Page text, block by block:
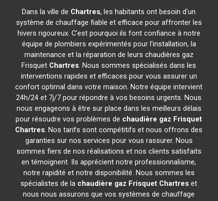
Dans la ville de Chartres, les habitants ont besoin d'un
système de chauffage fiable et efficace pour affronter les
hivers rigoureux. C'est pourquoi ils font confiance à notre
équipe de plombiers expérimentés pour l'installation, la
maintenance et la réparation de leurs chaudières gaz
Frisquet Chartres. Nous sommes spécialisés dans les
interventions rapides et efficaces pour vous assurer un
confort optimal dans votre maison. Notre équipe intervient
24h/24 et 7j/7 pour répondre à vos besoins urgents. Nous
nous engageons à être sur place dans les meilleurs délais
pour résoudre vos problèmes de chaudière gaz Frisquet
Chartres. Nos tarifs sont compétitifs et nous offrons des
garanties sur nos services pour vous rassurer. Nous
sommes fiers de nos réalisations et nos clients satisfaits
en témoignent. Ils apprécient notre professionnalisme,
notre rapidité et notre disponibilité. Nous sommes les
spécialistes de la chaudière gaz Frisquet Chartres et
nous nous assurons que vos systèmes de chauffage